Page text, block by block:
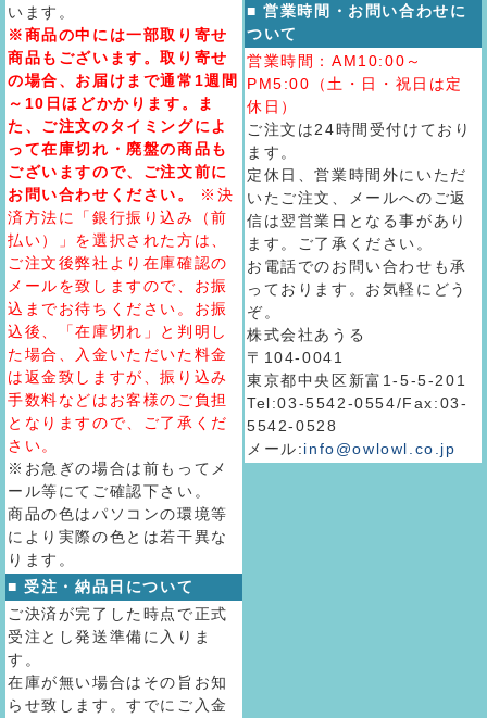
います。
※商品の中には一部取り寄せ
商品もございます。取り寄せ
の場合、お届けまで通常1週間
～10日ほどかかります。ま
た、ご注文のタイミングによ
って在庫切れ・廃盤の商品も
ございますので、ご注文前に
お問い合わせください。
※決
済方法に「銀行振り込み（前
払い）」を選択された方は、
ご注文後弊社より在庫確認の
メールを致しますので、お振
込までお待ちください。お振
込後、「在庫切れ」と判明し
た場合、入金いただいた料金
は返金致しますが、振り込み
手数料などはお客様のご負担
となりますので、ご了承くだ
さい。
※お急ぎの場合は前もってメ
ール等にてご確認下さい。
商品の色はパソコンの環境等
により実際の色とは若干異な
ります。
■ 受注・納品日について
ご決済が完了した時点で正式
受注とし発送準備に入りま
す。
在庫が無い場合はその旨お知
らせ致します。すでにご入金
■ 営業時間・お問い合わせに
ついて
営業時間：AM10:00～
PM5:00（土・日・祝日は定
休日）
ご注文は24時間受付けており
ます。
定休日、営業時間外にいただ
いたご注文、メールへのご返
信は翌営業日となる事があり
ます。ご了承ください。
お電話でのお問い合わせも承
っております。お気軽にどう
ぞ。
株式会社あうる
〒104-0041
東京都中央区新富1-5-5-201
Tel:03-5542-0554/Fax:03-
5542-0528
メール:info@owlowl.co.jp